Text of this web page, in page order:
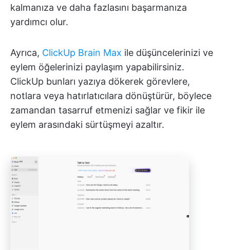
kalmanıza ve daha fazlasını başarmanıza
yardımcı olur.
Ayrıca, ClickUp Brain Max ile düşüncelerinizi ve
eylem öğelerinizi paylaşım yapabilirsiniz.
ClickUp bunları yazıya dökerek görevlere,
notlara veya hatırlatıcılara dönüştürür, böylece
zamandan tasarruf etmenizi sağlar ve fikir ile
eylem arasındaki sürtüşmeyi azaltır.